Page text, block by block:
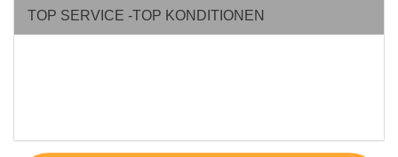
TOP SERVICE -TOP KONDITIONEN